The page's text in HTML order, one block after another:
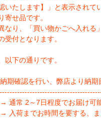
いたします】」と表示されて
寄せ品です。
なり、「買い物かごへ入れる
受付となります。
以下の通りです。
確認を行い、弊店より納期
通常 2～7日程度でお届け可能
荷までお時間を要する、ま